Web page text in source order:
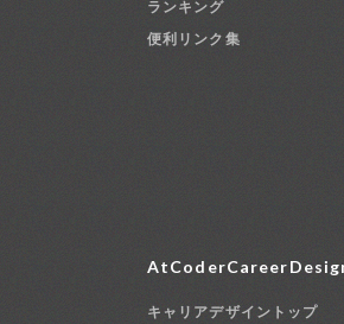
ランキング
便利リンク集
キャリアデザイントップ